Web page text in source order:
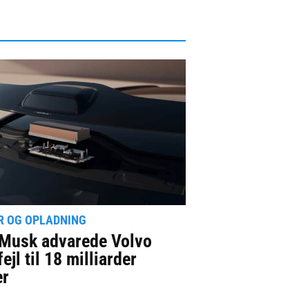
OG OPLADNING
advarede Volvo
til 18 milliarder